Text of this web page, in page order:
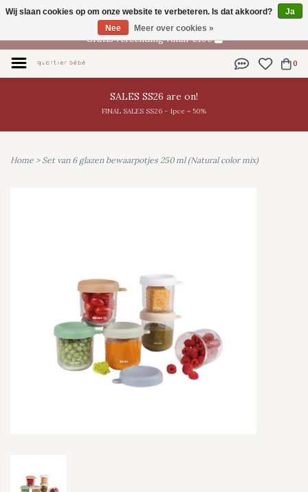
NL
Gratis verzending vanaf €100
0
SALES SS26 are on!
FINAL SALES SS26 - 1pce = 50%
Home > Set van 6 glazen bewaarpotjes 250 ml (Natural color mix)
Wij slaan cookies op om onze website te verbeteren. Is dat akkoord?
Ja
Nee
Meer over cookies »